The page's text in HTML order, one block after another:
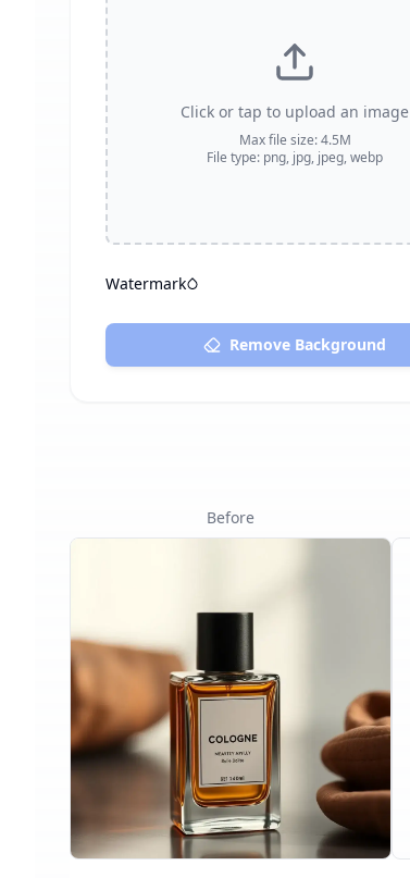
Click or tap to upload an image
Max file size: 4.5M
File type: png, jpg, jpeg, webp
Watermark
Remove Background
Before